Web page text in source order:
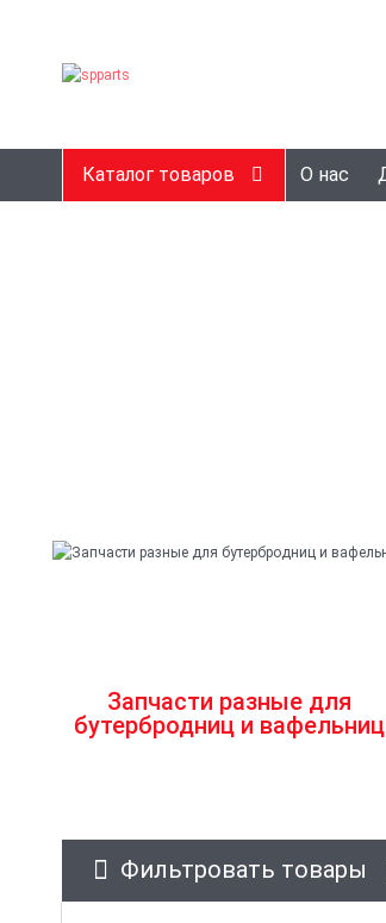
Каталог товаров О нас
Запчасти разные для
бутербродниц и вафельниц
Фильтровать товары